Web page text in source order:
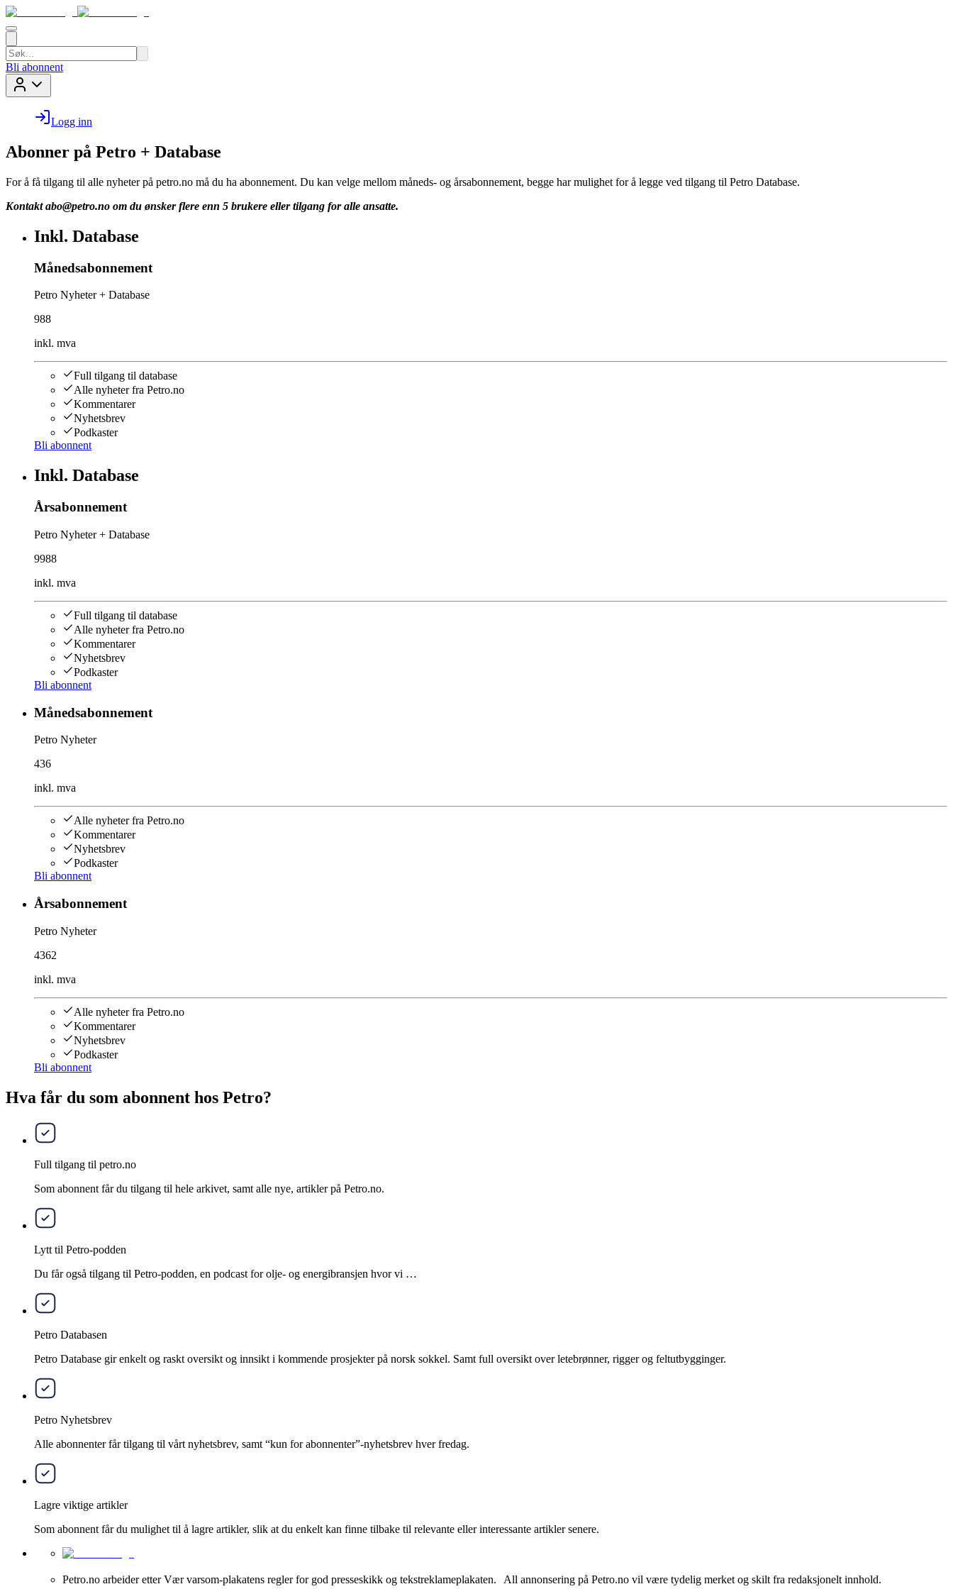
Bli abonnent
Logg inn
Abonner på Petro + Database
For å få tilgang til alle nyheter på petro.no må du ha abonnement. Du kan velge mellom måneds- og årsabonnement, begge har mulighet for å legge ved tilgang til Petro Database.
Kontakt abo@petro.no om du ønsker flere enn 5 brukere eller tilgang for alle ansatte.
Inkl. Database
Månedsabonnement
Petro Nyheter + Database
988
inkl. mva
Full tilgang til database
Alle nyheter fra Petro.no
Kommentarer
Nyhetsbrev
Podkaster
Bli abonnent
Inkl. Database
Årsabonnement
Petro Nyheter + Database
9988
inkl. mva
Full tilgang til database
Alle nyheter fra Petro.no
Kommentarer
Nyhetsbrev
Podkaster
Bli abonnent
Månedsabonnement
Petro Nyheter
436
inkl. mva
Alle nyheter fra Petro.no
Kommentarer
Nyhetsbrev
Podkaster
Bli abonnent
Årsabonnement
Petro Nyheter
4362
inkl. mva
Alle nyheter fra Petro.no
Kommentarer
Nyhetsbrev
Podkaster
Bli abonnent
Hva får du som abonnent hos Petro?
Full tilgang til petro.no
Som abonnent får du tilgang til hele arkivet, samt alle nye, artikler på Petro.no.
Lytt til Petro-podden
Du får også tilgang til Petro-podden, en podcast for olje- og energibransjen hvor vi …
Petro Databasen
Petro Database gir enkelt og raskt oversikt og innsikt i kommende prosjekter på norsk sokkel. Samt full oversikt over letebrønner, rigger og feltutbygginger.
Petro Nyhetsbrev
Alle abonnenter får tilgang til vårt nyhetsbrev, samt “kun for abonnenter”-nyhetsbrev hver fredag.
Lagre viktige artikler
Som abonnent får du mulighet til å lagre artikler, slik at du enkelt kan finne tilbake til relevante eller interessante artikler senere.
Petro.no arbeider etter Vær varsom-plakatens regler for god presseskikk og tekstreklameplakaten. All annonsering på Petro.no vil være tydelig merket og skilt fra redaksjonelt innhold.